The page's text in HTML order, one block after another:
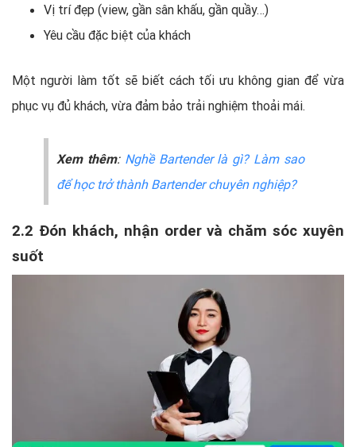
Vị trí đẹp (view, gần sân khấu, gần quầy…)
Yêu cầu đặc biệt của khách
Một người làm tốt sẽ biết cách tối ưu không gian để vừa
phục vụ đủ khách, vừa đảm bảo trải nghiệm thoải mái.
Xem thêm: Nghề Bartender là gì? Làm sao
để học trở thành Bartender chuyên nghiệp?
2.2 Đón khách, nhận order và chăm sóc xuyên
suốt